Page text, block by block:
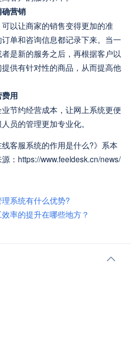
营销
以让商家的销售变得更加的准
单和咨询信息都记录下来。当一
是新的服务之后，再根据客户以
供有针对性的商品，从而提高他
用
约经营成本，让网上系统更便
员的管理更加专业化。
客服系统的作用是什么?》系本
：https://www.feeldesk.cn/news/
系统有什么优势?
率的提升在哪些地方？